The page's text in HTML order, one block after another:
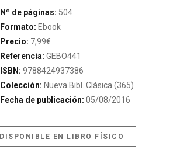
Nº de páginas: 504
Formato: Ebook
Precio: 7,99€
Referencia:GEBO441
ISBN:9788424937386
Colección: Nueva Bibl. Clásica (365)
Fecha de publicación:05/08/2016
DISPONIBLE EN LIBRO FÍSICO